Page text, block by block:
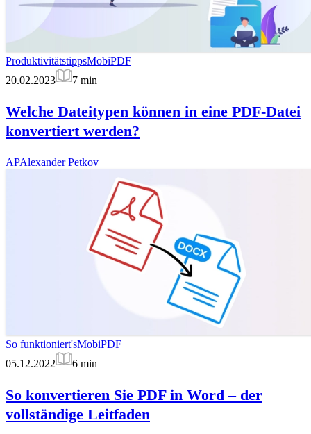
ProduktivitätstippsMobiPDF
20.02.2023
7 min
Welche Dateitypen können in eine PDF-Datei
konvertiert werden?
APAlexander Petkov
So funktioniert'sMobiPDF
05.12.2022
6 min
So konvertieren Sie PDF in Word – der
vollständige Leitfaden